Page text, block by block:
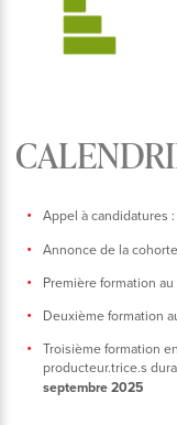
Appel à candidatures :
Annonce de la
Première formation
Deuxième formation
Troisième formation
producteur.trice.s
septembre 2025